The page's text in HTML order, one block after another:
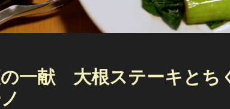
一献 大根ステーキとち